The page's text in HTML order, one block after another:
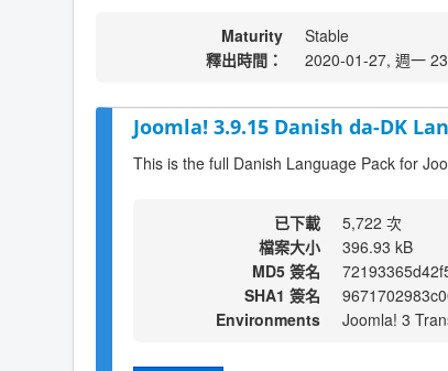
Maturity
Stable
釋出時間：
2020-01-27, 週一
Joomla! 3.9.15 Danish da-DK
This is the full Danish Language Pack for
已下載
5,722 次
檔案大小
396.93 kB
MD5 簽名
SHA1 簽名
Environments
Joomla! 3